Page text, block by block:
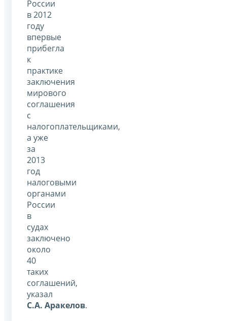
России
в 2012
году
впервые
прибегла
к
практике
заключения
мирового
соглашения
с
налогоплательщиками,
а уже
за
2013
год
налоговыми
органами
России
в
судах
заключено
около
40
таких
соглашений,
указал
С.А. Аракелов.